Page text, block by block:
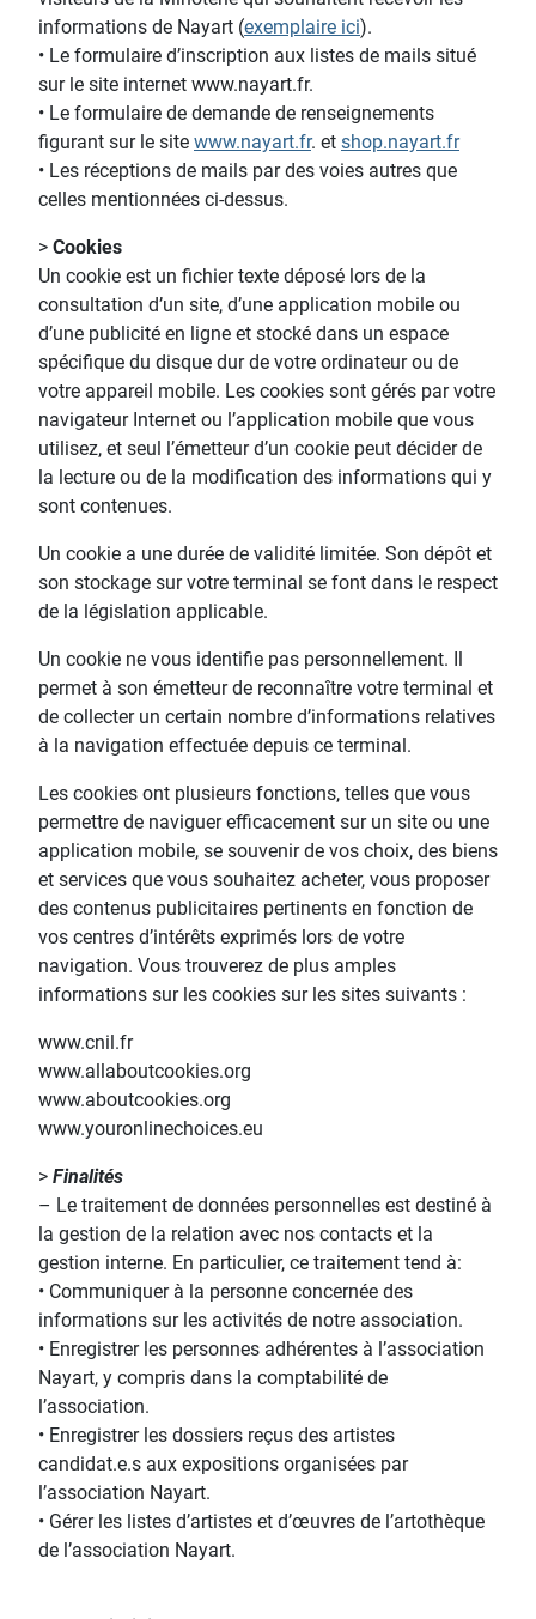
informations de Nayart (exemplaire ici).
• Le formulaire d’inscription aux listes de mails situé
sur le site internet www.nayart.fr.
• Le formulaire de demande de renseignements
figurant sur le site www.nayart.fr. et shop.nayart.fr
• Les réceptions de mails par des voies autres que
celles mentionnées ci-dessus.
> Cookies
Un cookie est un fichier texte déposé lors de la
consultation d’un site, d’une application mobile ou
d’une publicité en ligne et stocké dans un espace
spécifique du disque dur de votre ordinateur ou de
votre appareil mobile. Les cookies sont gérés par votre
navigateur Internet ou l’application mobile que vous
utilisez, et seul l’émetteur d’un cookie peut décider de
la lecture ou de la modification des informations qui y
sont contenues.
Un cookie a une durée de validité limitée. Son dépôt et
son stockage sur votre terminal se font dans le respect
de la législation applicable.
Un cookie ne vous identifie pas personnellement. Il
permet à son émetteur de reconnaître votre terminal et
de collecter un certain nombre d’informations relatives
à la navigation effectuée depuis ce terminal.
Les cookies ont plusieurs fonctions, telles que vous
permettre de naviguer efficacement sur un site ou une
application mobile, se souvenir de vos choix, des biens
et services que vous souhaitez acheter, vous proposer
des contenus publicitaires pertinents en fonction de
vos centres d’intérêts exprimés lors de votre
navigation. Vous trouverez de plus amples
informations sur les cookies sur les sites suivants :
www.cnil.fr
www.allaboutcookies.org
www.aboutcookies.org
www.youronlinechoices.eu
> Finalités
– Le traitement de données personnelles est destiné à
la gestion de la relation avec nos contacts et la
gestion interne. En particulier, ce traitement tend à:
• Communiquer à la personne concernée des
informations sur les activités de notre association.
• Enregistrer les personnes adhérentes à l’association
Nayart, y compris dans la comptabilité de
l’association.
• Enregistrer les dossiers reçus des artistes
candidat.e.s aux expositions organisées par
l’association Nayart.
• Gérer les listes d’artistes et d’œuvres de l’artothèque
de l’association Nayart.